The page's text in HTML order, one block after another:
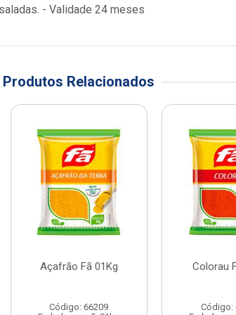
- Validade 24 meses
Produtos Relacionados
Açafrão Fã 01Kg
Código: 66209
Colorau
Código: